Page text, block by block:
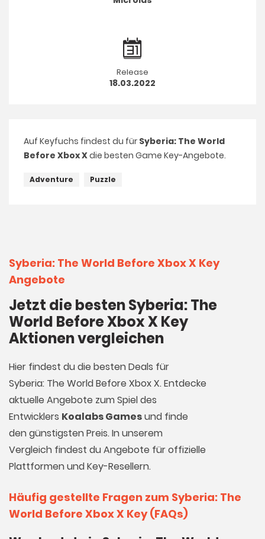
Release
18.03.2022
Auf Keyfuchs findest du für Syberia: The World
Before Xbox Xdie besten Game Key-Angebote.
Adventure Puzzle
Syberia: The World Before Xbox X Key
Angebote
Jetzt die besten Syberia: The
World Before Xbox X Key
Aktionen vergleichen
Hier findest du die besten Deals für
Syberia: The World Before Xbox X. Entdecke
aktuelle Angebote zum Spiel des
Entwicklers Koalabs Gamesund finde
den günstigsten Preis. In unserem
Vergleich findest du Angebote für offizielle
Plattformen und Key-Resellern.
Häufig gestellte Fragen zum Syberia: The
World Before Xbox X Key (FAQs)